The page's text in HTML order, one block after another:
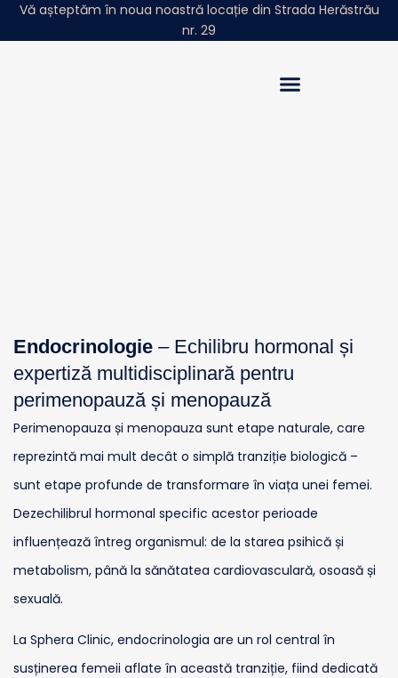
Vă așteptăm în noua noastră locație din Strada Herăstrău
nr. 29
Endocrinologie – Echilibru hormonal și
expertiză multidisciplinară pentru
perimenopauză și menopauză
Perimenopauza și menopauza sunt etape naturale, care
reprezintă mai mult decât o simplă tranziție biologică –
sunt etape profunde de transformare în viața unei femei.
Dezechilibrul hormonal specific acestor perioade
influențează întreg organismul: de la starea psihică și
metabolism, până la sănătatea cardiovasculară, osoasă și
sexuală.
La Sphera Clinic, endocrinologia are un rol central în
susținerea femeii aflate în această tranziție, fiind dedicată